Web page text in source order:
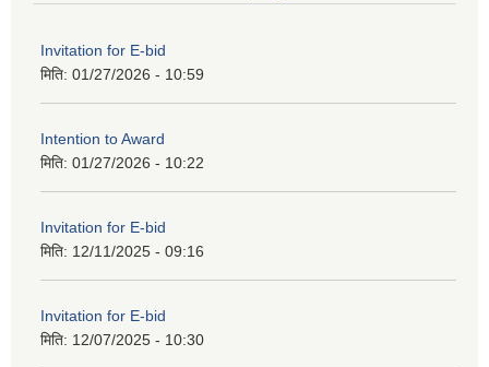
Invitation for E-bid
मिति: 01/27/2026 - 10:59
Intention to Award
मिति: 01/27/2026 - 10:22
Invitation for E-bid
मिति: 12/11/2025 - 09:16
Invitation for E-bid
मिति: 12/07/2025 - 10:30